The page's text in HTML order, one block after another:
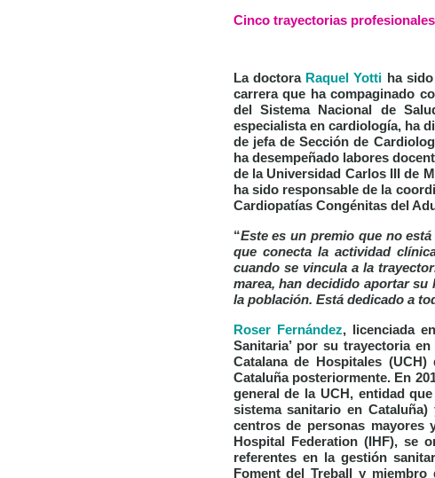
Cinco trayectorias
La doctora Raquel Yotti ha
carrera que ha compaginado
del Sistema Nacional de
especialista en cardiología, ha
de jefa de Sección de
ha desempeñado labores
de la Universidad Carlos III de
ha sido responsable de la
Cardiopatías Congénitas del
“Este es un premio que no
que conecta la actividad
cuando se vincula a la
marea, han decidido aportar
la población. Está dedicado a
Roser Fernández, licenciada
Sanitaria’por su trayectoria en
Catalana de Hospitales
Cataluña posteriormente. En
general de la UCH, entidad
sistema sanitario en
centros de personas mayores
Hospital Federation (IHF), se
referentes en la gestión
Foment del Treball y